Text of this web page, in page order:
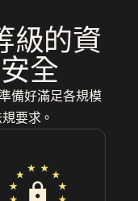
級的資
全
備好滿足各規模
要求。